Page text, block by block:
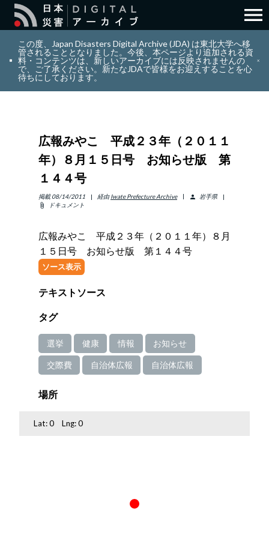
search 検索
layers コレクション
info_outline リソース
menu
この度、Japan Disasters Digital Archive (JDA) は東北大学へ移
管されることとなりました。今後、本ページより追加される資
料・コンテンツは、新しいアーカイブには反映されませんの
で、ご了承ください。新たなJDAで皆様をお迎えすることを心
待ちにしております。
広報みやこ 平成２３年（２０１１
年）８月１５日号 お知らせ版 第
１４４号
掲載 08/14/2011 経由 Iwate Prefecture Archive person
岩手県
attach_file
ドキュメント
広報みやこ 平成２３年（２０１１年）８月
１５日号 お知らせ版 第１４４号
ソース表示
テキストソース
タグ
選挙 健康 情報 お知らせ
交際費 自治体広報 自治体広報
場所
Lat:0 Lng:0